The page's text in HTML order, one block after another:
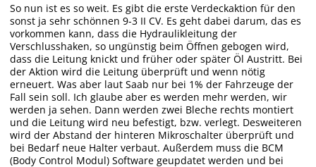
So nun ist es so weit. Es gibt die erste Verdeckaktion für den
sonst ja sehr schönnen 9-3 II CV. Es geht dabei darum, das es
vorkommen kann, dass die Hydraulikleitung der
Verschlusshaken, so ungünstig beim Öffnen gebogen wird,
dass die Leitung knickt und früher oder später Öl Austritt. Bei
der Aktion wird die Leitung überprüft und wenn nötig
erneuert. Was aber laut Saab nur bei 1% der Fahrzeuge der
Fall sein soll. Ich glaube aber es werden mehr werden, wir
werden ja sehen. Dann werden zwei Bleche rechts montiert
und die Leitung wird neu befestigt, bzw. verlegt. Desweiteren
wird der Abstand der hinteren Mikroschalter überprüft und
bei Bedarf neue Halter verbaut. Außerdem muss die BCM
(Body Control Modul) Software geupdatet werden und bei